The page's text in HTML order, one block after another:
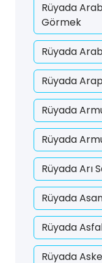
Rüyada
Görmek
Rüyada
Rüyada
Rüyada
Rüyada
Rüyada Arı
Rüyada
Rüyada
Rüyada